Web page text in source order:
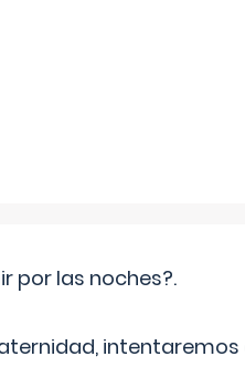
por las noches?.
intentaremos